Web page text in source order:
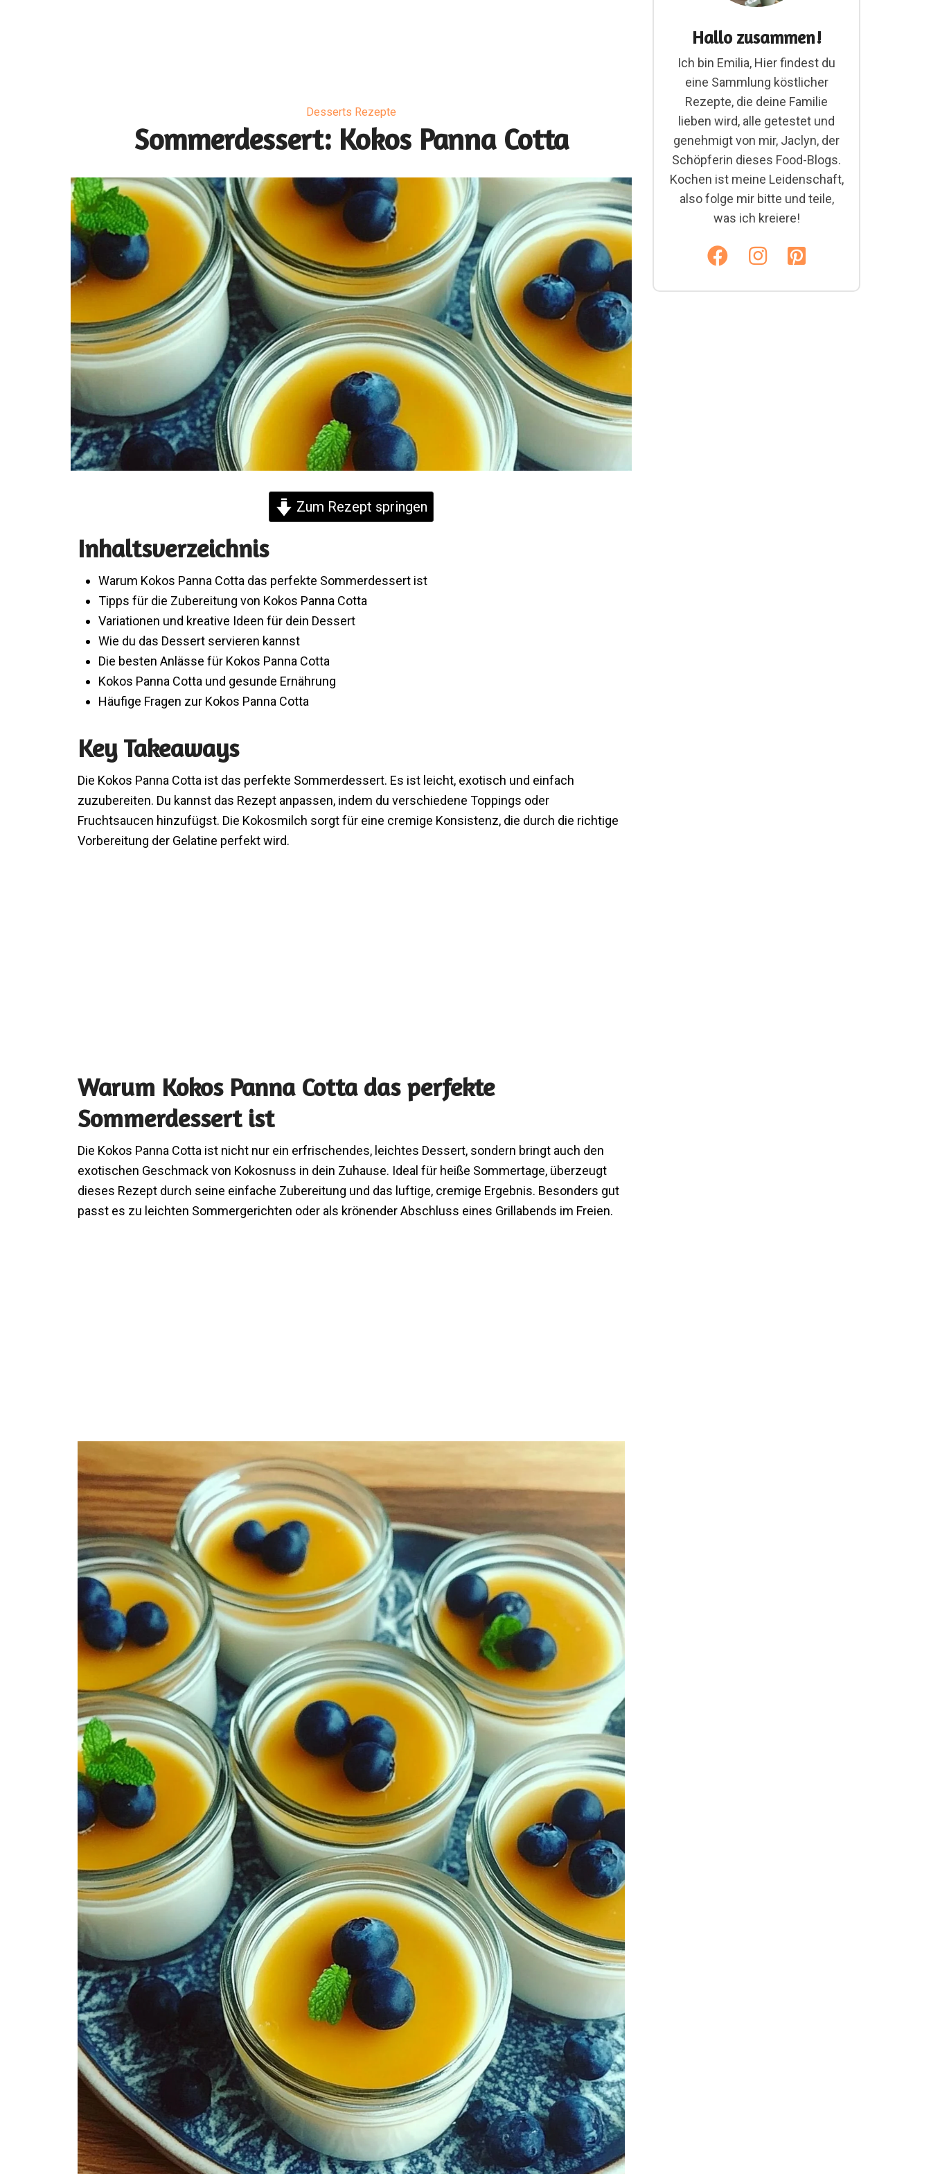
Desserts Rezepte
Sommerdessert: Kokos Panna Cotta
Zum Rezept springen
Inhaltsverzeichnis
Warum Kokos Panna Cotta das perfekte Sommerdessert ist
Tipps für die Zubereitung von Kokos Panna Cotta
Variationen und kreative Ideen für dein Dessert
Wie du das Dessert servieren kannst
Die besten Anlässe für Kokos Panna Cotta
Kokos Panna Cotta und gesunde Ernährung
Häufige Fragen zur Kokos Panna Cotta
Key Takeaways
Die Kokos Panna Cotta ist das perfekte Sommerdessert. Es ist leicht, exotisch und einfach
zuzubereiten. Du kannst das Rezept anpassen, indem du verschiedene Toppings oder
Fruchtsaucen hinzufügst. Die Kokosmilch sorgt für eine cremige Konsistenz, die durch die richtige
Vorbereitung der Gelatine perfekt wird.
Warum Kokos Panna Cotta das perfekte
Sommerdessert ist
Die Kokos Panna Cotta ist nicht nur ein erfrischendes, leichtes Dessert, sondern bringt auch den
exotischen Geschmack von Kokosnuss in dein Zuhause. Ideal für heiße Sommertage, überzeugt
dieses Rezept durch seine einfache Zubereitung und das luftige, cremige Ergebnis. Besonders gut
passt es zu leichten Sommergerichten oder als krönender Abschluss eines Grillabends im Freien.
Hallo zusammen!
Ich bin Emilia, Hier findest du
eine Sammlung köstlicher
Rezepte, die deine Familie
lieben wird, alle getestet und
genehmigt von mir, Jaclyn, der
Schöpferin dieses Food-Blogs.
Kochen ist meine Leidenschaft,
also folge mir bitte und teile,
was ich kreiere!